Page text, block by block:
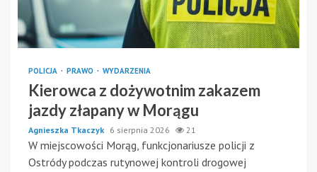
POLICJA PRAWO WYDARZENIA
Kierowca z dożywotnim zakazem
jazdy złapany w Morągu
Agnieszka Tkaczyk 6 sierpnia 2026 21
W miejscowości Morąg, funkcjonariusze policji z
Ostródy podczas rutynowej kontroli drogowej